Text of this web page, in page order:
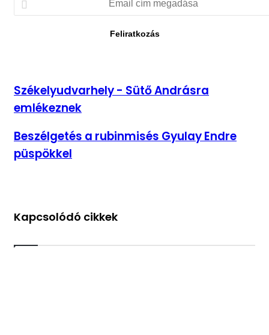
cím
megadása
Székelyudvarhely
-
Sütő
emlékeznek
Székelyudvarhely - Sütő Andrásra
emlékeznek
Beszélgetés
a
rubinmisés
Beszélgetés a rubinmisés Gyulay Endre
püspökkel
Kapcsolódó cikkek